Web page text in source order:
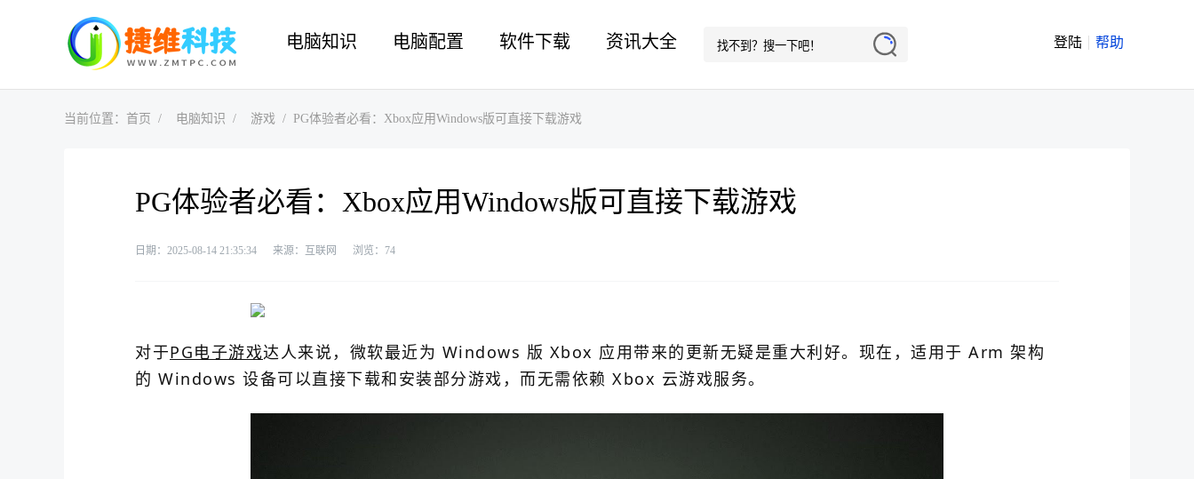
电脑知识 电脑配置 软件下载 资讯大全 登陆 帮助
当前位置： 首页 电脑知识 游戏 PG体验者必看：Xbox应用Windows版可直接下载游戏
PG体验者必看：Xbox应用Windows版可直接下载游戏
日期：2025-08-14 21:35:34 来源：互联网 浏览： 74
对于PG电子游戏达人来说，微软最近为 Windows 版 Xbox 应用带来的更新无疑是重大利好。现在，适用于 Arm 架构
的 Windows 设备可以直接下载和安装部分游戏，而无需依赖 Xbox 云游戏服务。